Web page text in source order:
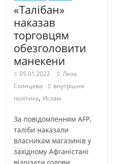
«Талібан»
наказав
торговцям
обезголовити
манекени
05.01.2022
Лиза
Солнцева
внутрішня
політика, Ислам
За повідомленням AFP,
таліби наказали
власникам магазинів у
західному Афганістані